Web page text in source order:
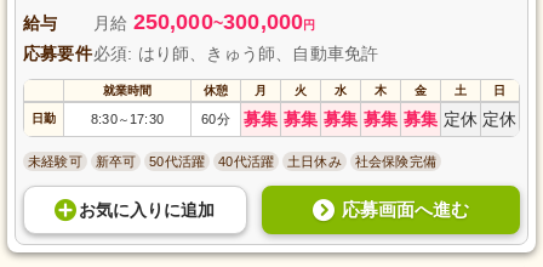
給与 月給 250,000~300,000円
応募要件必須: はり師、きゅう師、自動車免許
就業時間 休憩 月 火 水 木 金 土 日
日勤 8:30～ 17:30 60分 募集 募集 募集 募集 募集 定休 定休
未経験可 新卒可 50代活躍 40代活躍 土日休み 社会保険完備
お気に入り に追加 応募画面へ進む